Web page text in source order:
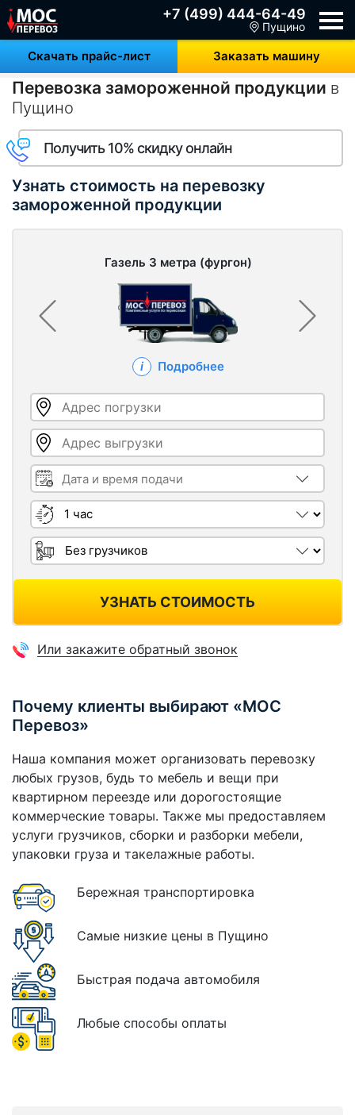
+7 (499) 444-64-49
Скачать прайс-лист Заказать машину
Пущино
Перевозка замороженной продукции в
Пущино
Получить 10% скидку онлайн
Узнать стоимость на перевозку
замороженной продукции
Газель 3 метра (фургон)
Подробнее
Адрес погрузки
Адрес выгрузки
Дата и время подачи
Длительность
Грузчики
УЗНАТЬ СТОИМОСТЬ
Или закажите обратный звонок
Почему клиенты выбирают «МОС
Перевоз»
Наша компания может организовать перевозку
любых грузов, будь то мебель и вещи при
квартирном переезде или дорогостоящие
коммерческие товары. Также мы предоставляем
услуги грузчиков, сборки и разборки мебели,
упаковки груза и такелажные работы.
Бережная транспортировка
Самые низкие цены в Пущино
Быстрая подача автомобиля
Любые способы оплаты